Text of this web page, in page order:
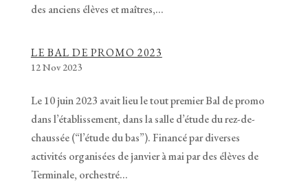
des anciens élèves et maîtres,...
LE BAL DE PROMO 2023
12 Nov 2023
Le 10 juin 2023 avait lieu le tout premier Bal de promo
dans l’établissement, dans la salle d’étude du rez-de-
chaussée (“l’étude du bas”). Financé par diverses
activités organisées de janvier à mai par des élèves de
Terminale, orchestré...